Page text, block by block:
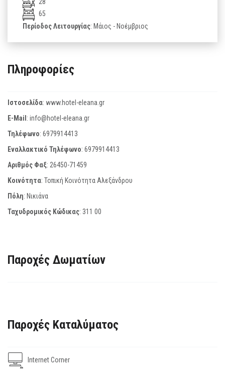
65
Περίοδος Λειτουργίας: Μάιος - Νοέμβριος
Πληροφορίες
Ιστοσελίδα: www.hotel-eleana.gr
E-Mail: info@hotel-eleana.gr
Τηλέφωνο: 6979914413
Εναλλακτικό Τηλέφωνο: 6979914413
Αριθμός Φαξ: 26450-71459
Κοινότητα: Τοπική Κοινότητα Αλεξάνδρου
Πόλη: Νικιάνα
Ταχυδρομικός Κώδικας: 311 00
Παροχές Δωματίων
Παροχές Καταλύματος
Internet Corner